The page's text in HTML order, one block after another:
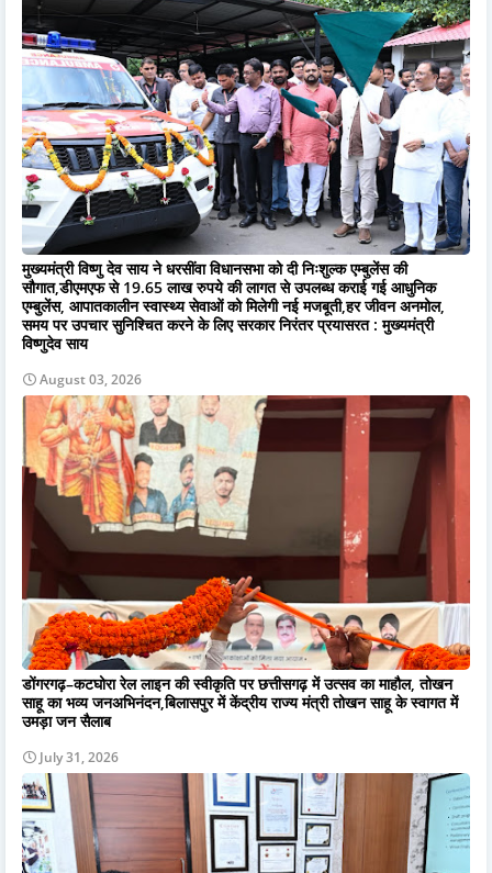
मुख्यमंत्री विष्णु देव साय ने धरसींवा विधानसभा को दी निःशुल्क एम्बुलेंस की
सौगात,डीएमएफ से 19.65 लाख रुपये की लागत से उपलब्ध कराई गई आधुनिक
एम्बुलेंस, आपातकालीन स्वास्थ्य सेवाओं को मिलेगी नई मजबूती,हर जीवन अनमोल,
समय पर उपचार सुनिश्चित करने के लिए सरकार निरंतर प्रयासरत : मुख्यमंत्री
विष्णुदेव साय
August 03, 2026
डोंगरगढ़–कटघोरा रेल लाइन की स्वीकृति पर छत्तीसगढ़ में उत्सव का माहौल, तोखन
साहू का भव्य जनअभिनंदन,बिलासपुर में केंद्रीय राज्य मंत्री तोखन साहू के स्वागत में
उमड़ा जन सैलाब
July 31, 2026